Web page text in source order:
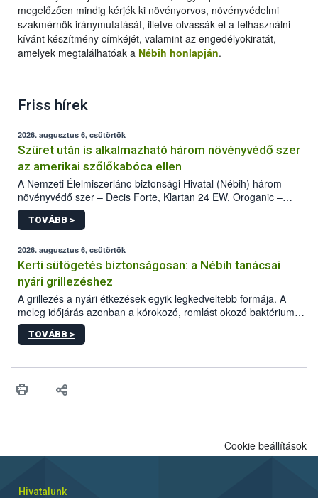
megelőzően mindig kérjék ki növényorvos, növényvédelmi
szakmérnök iránymutatását, illetve olvassák el a felhasználni
kívánt készítmény címkéjét, valamint az engedélyokiratát,
amelyek megtalálhatóak a Nébih honlapján.
Friss hírek
2026. augusztus 6, csütörtök
Szüret után is alkalmazható három növényvédő szer
az amerikai szőlőkabóca ellen
A Nemzeti Élelmiszerlánc-biztonsági Hivatal (Nébih) három
növényvédő szer – Decis Forte, Klartan 24 EW, Oroganic –
engedélyokiratát módosította, így azok a szüretet követően,
egészen a vesszőérettség (BBCH 91) stádiumáig
érésű szőlőkben is legyen lehetőség a károsító elleni további
védekezésre. Az Oroganic készítmény kis kiszerelésben kiskerti
felhasználók számára is elérhető és ökológiai termesztésben is
engedélyezett.
TOVÁBB >
2026. augusztus 6, csütörtök
Kerti sütögetés biztonságosan: a Nébih tanácsai
nyári grillezéshez
A grillezés a nyári étkezések egyik legkedveltebb formája. A
meleg időjárás azonban a kórokozó, romlást okozó baktériumok
gyorsabb szaporodásának is kedvez. A szabadtéri sütögetés
ezért nem csupán a megfelelő sütési technikáról szól: legalább
higiéniai szabályok betartása, a megfelelő hőkezelés, valamint a
biztonsági Hivatal (Nébih) Oktatási Programja összegyűjtötte a
TOVÁBB >
Cookie beállítások
Hivatalunk